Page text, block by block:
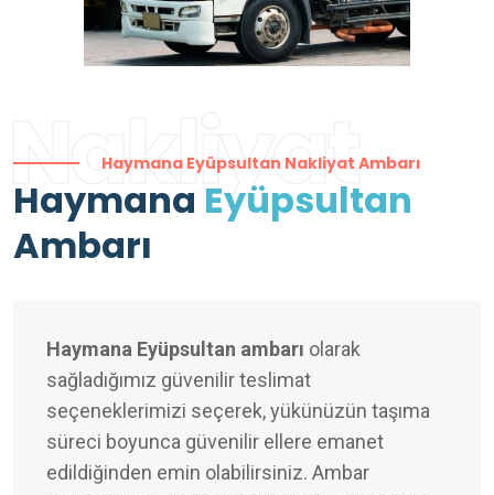
Nakliyat
Haymana Eyüpsultan Nakliyat Ambarı
Haymana Eyüpsultan
Ambarı
Haymana Eyüpsultan ambarı olarak
sağladığımız güvenilir teslimat
seçeneklerimizi seçerek, yükünüzün taşıma
süreci boyunca güvenilir ellere emanet
edildiğinden emin olabilirsiniz. Ambar